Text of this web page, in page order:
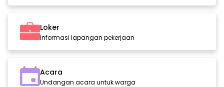
Loker
Informasi lapangan pekerjaan
Acara
Undangan acara untuk warga